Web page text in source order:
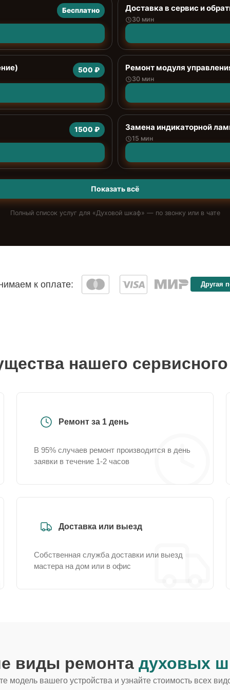
Бесплатно Доставка в сервис и
30 мин
500 ₽ Ремонт модуля
30 мин
1500 ₽ Замена индикаторной
15 мин
Показать всё
Полный список услуг для «Духовой шкаф» — по звонку или в чате
к оплате: Другая
нашего
Ремонт за 1 день
В 95% случаев ремонт производится в день
заявки в течение 1-2 часов
Доставка или выезд
Собственная служба доставки или выезд
мастера на дом или в офис
виды ремонта духовых
модель вашего устройства и узнайте стоимость всех